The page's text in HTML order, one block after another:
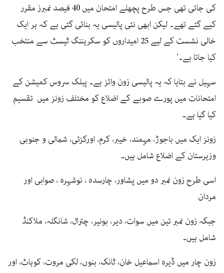
کی جاتی تھی جس طرح پچھلے امتحان میں 40 فیصد نمبرز مقرر
کیے گئے تھے۔ لیکن ابھی نئی پالیسی یہ بنائی گئی ہے کہ ہر ایک
خالی نشست کے لیے 25 امیداروں کو سکریننگ ٹیسٹ سے منتخب
کیا جاتا ہے۔‘
سہیل نے بتایا کہ یہ پالیسی زون وائز ہے۔ پبلک سروس کمیشن کے
امتحانات میں پورے صوبے کے اضلاع کو مختلف زونز میں تقسیم
کیا گیا ہے۔
زونز ایک میں باجوڑ، مہمند، خیبر، کرم، اورکزئی، شمالی و جنوبی
وزیرستان کے اضلاع شامل ہیں۔
اسی طرح زون نمبر دو میں پشاور، چارسدہ ، نوشہرہ ، صوابی اور
مردان
جبکہ زون نمبر تین میں سوات، دیر، بونیر، چترال، شانگلہ، ملاکنڈ
شامل ہیں۔
زون چار میں ڈیرہ اسماعیل خان، ٹانک، بنوں، لکی مروت، کوہاٹ، اور